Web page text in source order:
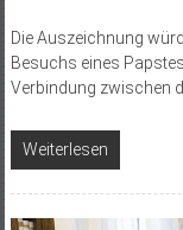
Die Auszeichnung
Besuchs eines
Verbindung zwischen
Weiterlesen